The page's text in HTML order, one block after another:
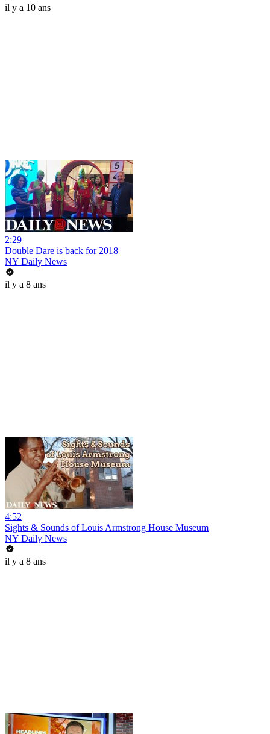
il y a 10 ans
2:29
Double Dare is back for 2018
NY Daily News
il y a 8 ans
4:52
Sights & Sounds of Louis Armstrong House Museum
NY Daily News
il y a 8 ans